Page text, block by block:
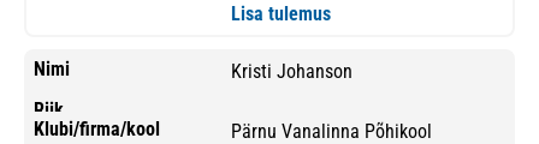
Lisa tulemus
Kristi Johanson
Pärnu Vanalinna Põhikool